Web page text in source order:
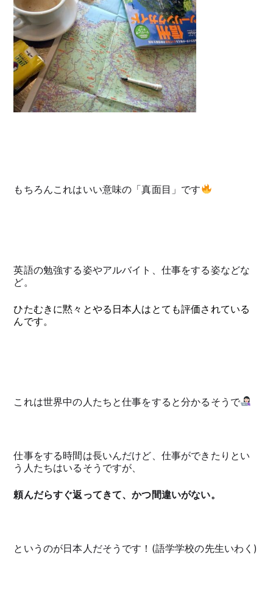
もちろんこれはいい意味の「真面目」です
英語の勉強する姿やアルバイト、仕事をする姿などな
ど。
ひたむきに黙々とやる日本人はとても評価されている
んです。
これは世界中の人たちと仕事をすると分かるそうで
仕事をする時間は長いんだけど、仕事ができたりとい
う人たちはいるそうですが、
頼んだらすぐ返ってきて、かつ間違いがない。
というのが日本人だそうです！(語学学校の先生いわく)